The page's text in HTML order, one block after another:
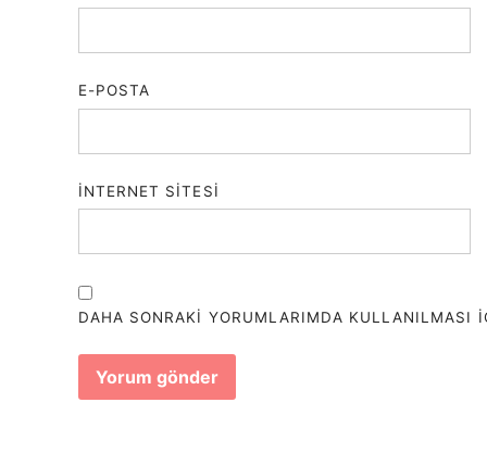
E-POSTA
İNTERNET SITESI
DAHA SONRAKI YORUMLARIMDA KULLANILMASI